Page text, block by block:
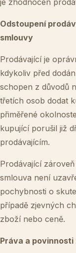
je zhodnocen
Odstoupení
smlouvy
Prodávající je
kdykoliv před
schopen z důvodů
třetích osob dodat
přiměřené
kupující porušil již
prodávajícím.
Prodávající
smlouva není
pochybnosti o
případě zjevných
zboží nebo ceně.
Práva a